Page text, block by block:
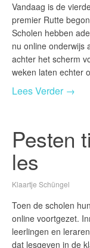
Vandaag is de
premier Rutte
Scholen hebben
nu online onderwijs
achter het scherm
weken laten echter
Lees Verder →
Pesten
les
Klaartje Schüngel
Toen de scholen
online voortgezet.
leerlingen en
dat lesgeven in de